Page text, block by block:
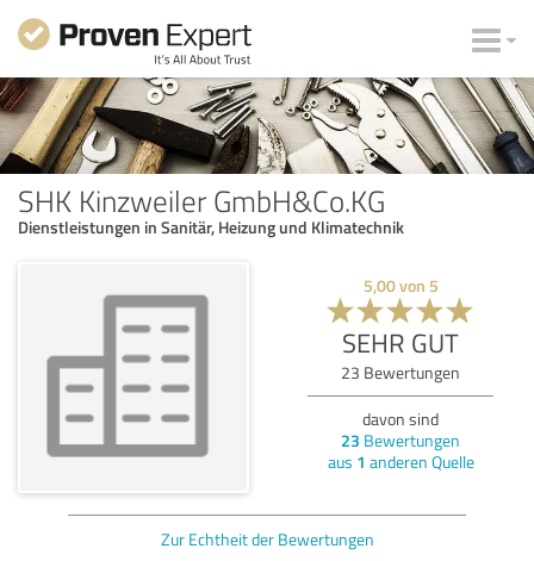
SHK Kinzweiler GmbH&Co.KG
Dienstleistungen in Sanitär, Heizung und Klimatechnik
5,00von 5
SEHR GUT
23 Bewertungen
davon sind
23 Bewertungen
aus 1 anderen Quelle
Zur Echtheit der Bewertungen